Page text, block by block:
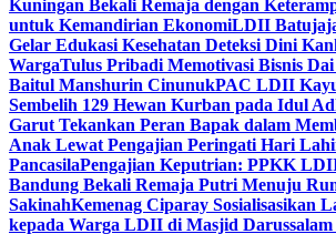
Kuningan Bekali Remaja dengan
untuk Kemandirian EkonomiLDII
Gelar Edukasi Kesehatan Deteksi Dini
WargaTulus Pribadi Memotivasi Bisnis
Baitul Manshurin CinunukPAC LDII
Sembelih 129 Hewan Kurban pada Idul
Garut Tekankan Peran Bapak dalam
Anak Lewat Pengajian Peringati Hari
PancasilaPengajian Keputrian: PPKK
Bandung Bekali Remaja Putri Menuju
SakinahKemenag Ciparay Sosialisasikan
kepada Warga LDII di Masjid